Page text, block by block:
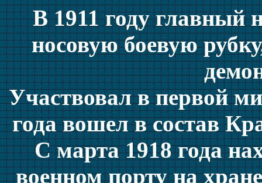
В 1911 году главный
носовую боевую
Участвовал в первой
года вошел в состав
С марта 1918 года
военном порту на